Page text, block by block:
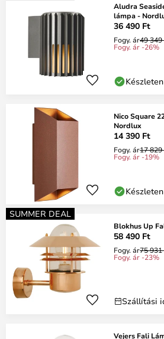
Aludra
lámpa -
36 490 Ft
Fogy. ár49 349
Fogy. ár -26%
Készleten
Nico Square
Nordlux
14 390 Ft
Fogy. ár17 829
Fogy. ár -19%
Készleten
SUMMER DEAL
Blokhus Up
58 490 Ft
Fogy. ár75 931
Fogy. ár -23%
Szállítási
Vejers Fali